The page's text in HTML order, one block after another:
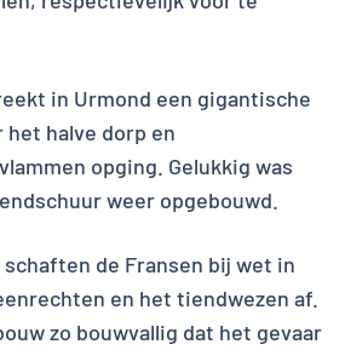
in Urmond een gigantische
halve dorp en
opging. Gelukkig was
weer opgebouwd.
schaften de Fransen bij wet in
en het tiendwezen af.
zo bouwvallig dat het gevaar